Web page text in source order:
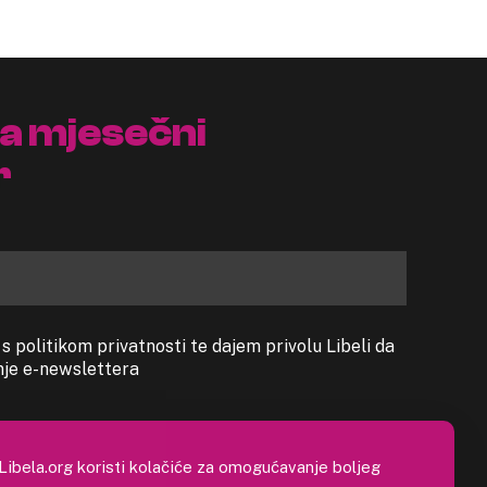
mjesečni
politikom privatnosti te dajem privolu Libeli da
e-newslettera
Libela.org koristi kolačiće za omogućavanje boljeg